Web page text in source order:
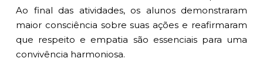
Ao final das atividades, os alunos demonstraram
maior consciência sobre suas ações e reafirmaram
que respeito e empatia são essenciais para uma
convivência harmoniosa.